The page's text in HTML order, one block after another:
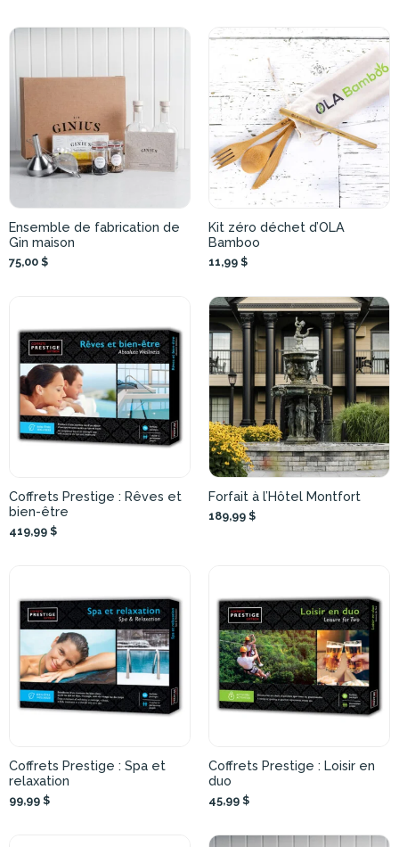
Ensemble de fabrication de
Gin maison
75,00 $
Kit zéro déchet d’OLA
Bamboo
11,99 $
Coffrets Prestige : Rêves et
bien-être
419,99 $
Forfait à l’Hôtel Montfort
189,99 $
Coffrets Prestige : Spa et
relaxation
99,99 $
Coffrets Prestige : Loisir en
duo
45,99 $